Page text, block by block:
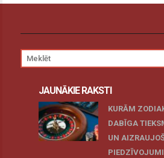
JAUNĀKIE RAKSTI
KURĀM
DABĪGA
UN